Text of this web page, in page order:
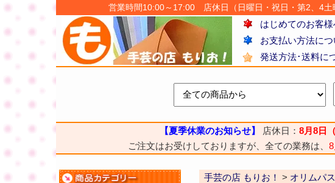
営業時間10:00～17:00 店休日（日曜日・祝日・第2、4土
はじめてのお客様
お支払い方法につ
発送方法･送料に
【夏季休業のお知らせ】 店休日： 8月8日
ご注文はお受けしておりますが、全ての業務は、
手芸の店 もりお！ > オリムパ